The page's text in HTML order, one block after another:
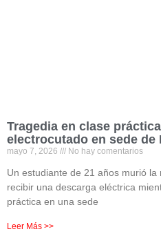
Tragedia en clase
electrocutado en sede de
mayo 7, 2026 No hay comentarios
Un estudiante de 21 años murió
recibir una descarga eléctrica
práctica en una sede
Leer Más >>